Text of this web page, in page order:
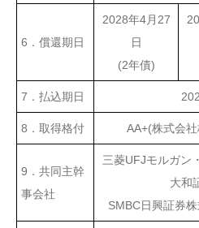
6．償還期日
2028年4月27
日
(2年債)
7．払込期日
8．取得格付 AA+(株式会
9．共同主幹
事会社
三菱UFJモルガン
大和
SMBC日興証券